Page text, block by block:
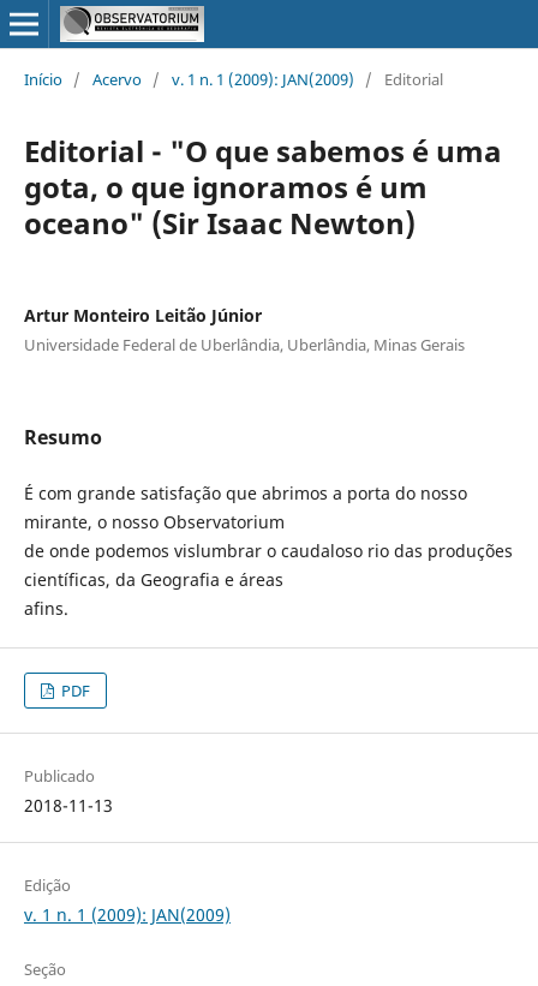
Início / Acervo / v. 1 n. 1 (2009): JAN(2009) / Editorial
Editorial - "O que sabemos é uma
gota, o que ignoramos é um
oceano" (Sir Isaac Newton)
Artur Monteiro Leitão Júnior
Universidade Federal de Uberlândia, Uberlândia, Minas Gerais
Resumo
É com grande satisfação que abrimos a porta do nosso
mirante, o nosso Observatorium
de onde podemos vislumbrar o caudaloso rio das produções
científicas, da Geografia e áreas
afins.
PDF
Publicado
2018-11-13
Edição
v. 1 n. 1 (2009): JAN(2009)
Seção